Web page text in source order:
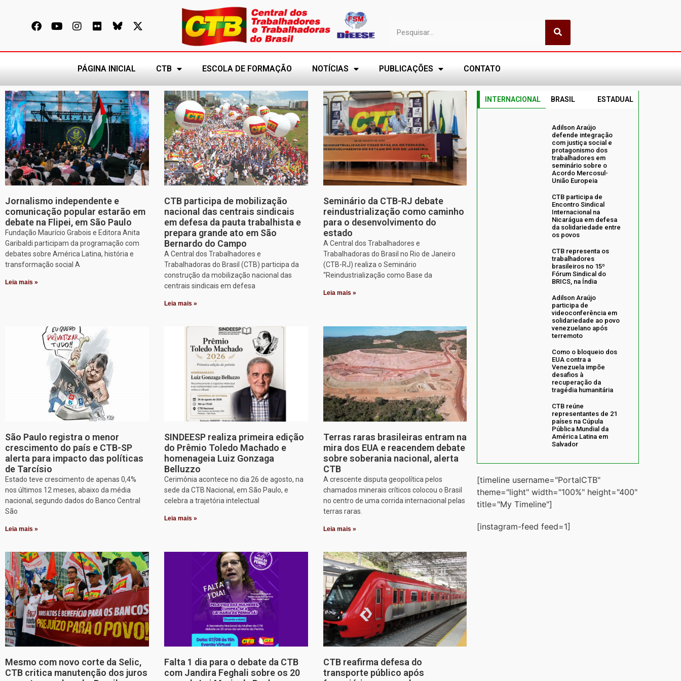
PÁGINA INICIAL CTB ESCOLA DE FORMAÇÃO NOTÍCIAS PUBLICAÇÕES CONTATO
Jornalismo independente e
comunicação popular estarão em
debate na Flipei, em São Paulo
Fundação Maurício Grabois e Editora Anita
Garibaldi participam da programação com
debates sobre América Latina, história e
transformação social A
Leia mais »
CTB participa de mobilização
nacional das centrais sindicais
em defesa da pauta trabalhista e
prepara grande ato em São
Bernardo do Campo
A Central dos Trabalhadores e
Trabalhadoras do Brasil (CTB) participa da
construção da mobilização nacional das
centrais sindicais em defesa
Leia mais »
Seminário da CTB-RJ debate
reindustrialização como caminho
para o desenvolvimento do
estado
A Central dos Trabalhadores e
Trabalhadoras do Brasil no Rio de Janeiro
(CTB-RJ) realiza o Seminário
“Reindustrialização como Base da
Leia mais »
São Paulo registra o menor
crescimento do país e CTB-SP
alerta para impacto das políticas
de Tarcísio
Estado teve crescimento de apenas 0,4%
nos últimos 12 meses, abaixo da média
nacional, segundo dados do Banco Central
São
Leia mais »
SINDEESP realiza primeira edição
do Prêmio Toledo Machado e
homenageia Luiz Gonzaga
Belluzzo
Cerimônia acontece no dia 26 de agosto, na
sede da CTB Nacional, em São Paulo, e
celebra a trajetória intelectual
Leia mais »
Terras raras brasileiras entram na
mira dos EUA e reacendem debate
sobre soberania nacional, alerta
CTB
A crescente disputa geopolítica pelos
chamados minerais críticos colocou o Brasil
no centro de uma corrida internacional pelas
terras raras.
Leia mais »
Mesmo com novo corte da Selic,
CTB critica manutenção dos juros
Falta 1 dia para o debate da CTB
com Jandira Feghali sobre os 20
CTB reafirma defesa do
transporte público após
INTERNACIONAL BRASIL ESTADUAL
Adilson Araújo
defende integração
com justiça social e
protagonismo dos
trabalhadores em
seminário sobre o
Acordo Mercosul-
União Europeia
CTB participa de
Encontro Sindical
Internacional na
Nicarágua em defesa
da solidariedade entre
os povos
CTB representa os
trabalhadores
brasileiros no 15º
Fórum Sindical do
BRICS, na Índia
Adilson Araújo
participa de
videoconferência em
solidariedade ao povo
venezuelano após
terremoto
Como o bloqueio dos
EUA contra a
Venezuela impõe
desafios à
recuperação da
tragédia humanitária
CTB reúne
representantes de 21
países na Cúpula
Pública Mundial da
América Latina em
Salvador
[timeline username="PortalCTB"
theme="light" width="100%" height="400"
title="My Timeline"]
[instagram-feed feed=1]